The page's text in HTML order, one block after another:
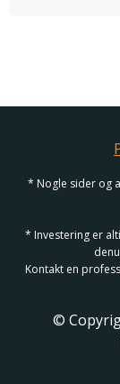
* Nogle sider og
* Investering er
Kontakt en
©